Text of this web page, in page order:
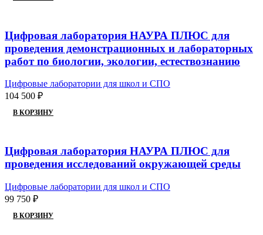
Цифровая лаборатория НАУРА ПЛЮС для
проведения демонстрационных и лабораторных
работ по биологии, экологии, естествознанию
Цифровые лаборатории для школ и СПО
104 500 ₽
В КОРЗИНУ
Цифровая лаборатория НАУРА ПЛЮС для
проведения исследований окружающей среды
Цифровые лаборатории для школ и СПО
99 750 ₽
В КОРЗИНУ